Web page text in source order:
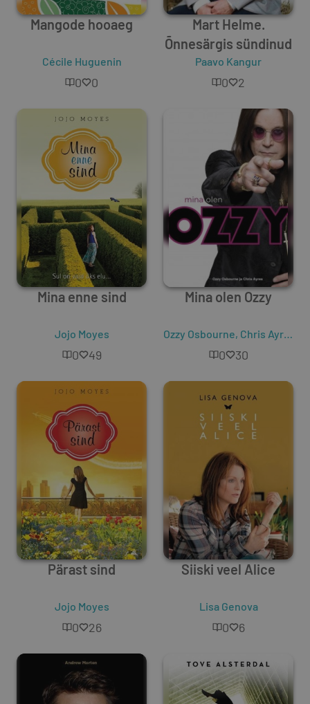
Mangode hooaeg
Cécile Huguenin
0 0
Mart Helme.
Õnnesärgis sündinud
Paavo Kangur
0 2
Mina enne sind
Jojo Moyes
0 49
Mina olen Ozzy
Ozzy Osbourne, Chris Ayres
0 30
Pärast sind
Jojo Moyes
0 26
Siiski veel Alice
Lisa Genova
0 6